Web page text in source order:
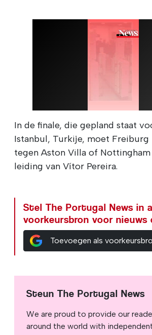
In de finale, die gepland staat
Istanbul, Turkije, moet Freiburg
tegen Aston Villa of
leiding van Vítor Pereira.
Stel The Portugal News in
voorkeursbron voor nieuws
Toevoegen als
Steun The Portugal News
We are proud to provide our
around the world with